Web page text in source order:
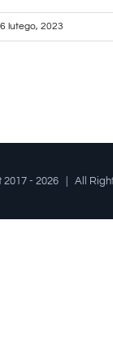
6 lutego, 2023
2017 - 2026 | All